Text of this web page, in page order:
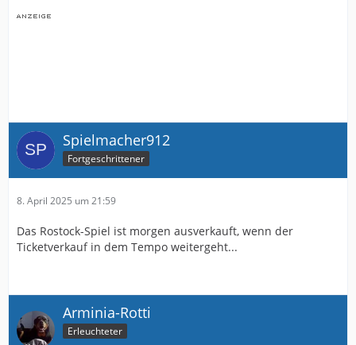
Spielmacher912
Fortgeschrittener
8. April 2025 um 21:59
Das Rostock-Spiel ist morgen ausverkauft, wenn der
Ticketverkauf in dem Tempo weitergeht...
Arminia-Rotti
Erleuchteter